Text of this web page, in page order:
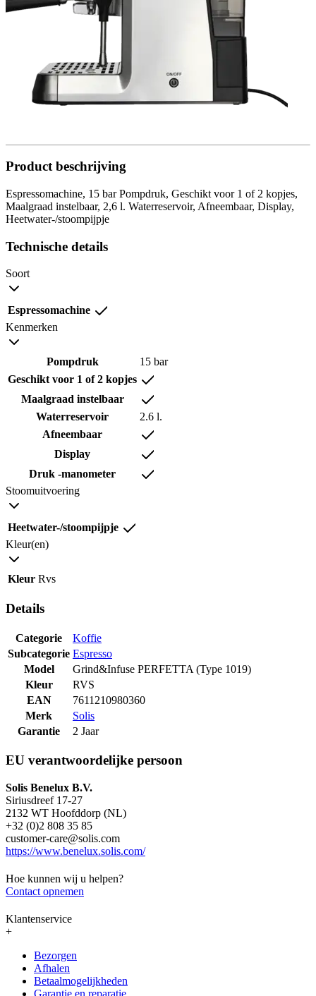
Product beschrijving
Espressomachine, 15 bar Pompdruk, Geschikt voor 1 of 2 kopjes,
Maalgraad instelbaar, 2,6 l. Waterreservoir, Afneembaar, Display,
Heetwater-/stoompijpje
Technische details
Soort
Espressomachine
Kenmerken
Pompdruk
15 bar
Geschikt voor 1 of 2 kopjes
Maalgraad instelbaar
Waterreservoir
2.6 l.
Afneembaar
Display
Druk -manometer
Stoomuitvoering
Heetwater-/stoompijpje
Kleur(en)
Kleur Rvs
Details
Categorie
Koffie
Subcategorie Espresso
Model
Grind&Infuse PERFETTA (Type 1019)
Kleur
RVS
EAN
7611210980360
Merk
Solis
Garantie
2 Jaar
EU verantwoordelijke persoon
Solis Benelux B.V.
Siriusdreef 17-27
2132 WT Hoofddorp (NL)
+32 (0)2 808 35 85
customer-care@solis.com
https://www.benelux.solis.com/
Hoe kunnen wij u helpen?
Contact opnemen
Klantenservice
+
Bezorgen
Afhalen
Betaalmogelijkheden
Garantie en reparatie